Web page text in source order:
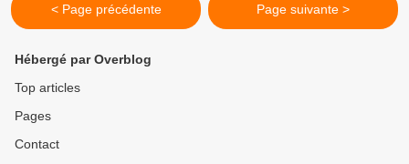
< Page précédente Page suivante >
Hébergé par Overblog
Top articles
Pages
Contact